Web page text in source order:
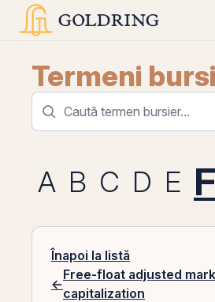
Termeni
A B C D E F
Înapoi la listă
←
Free-float adjusted
capitalization